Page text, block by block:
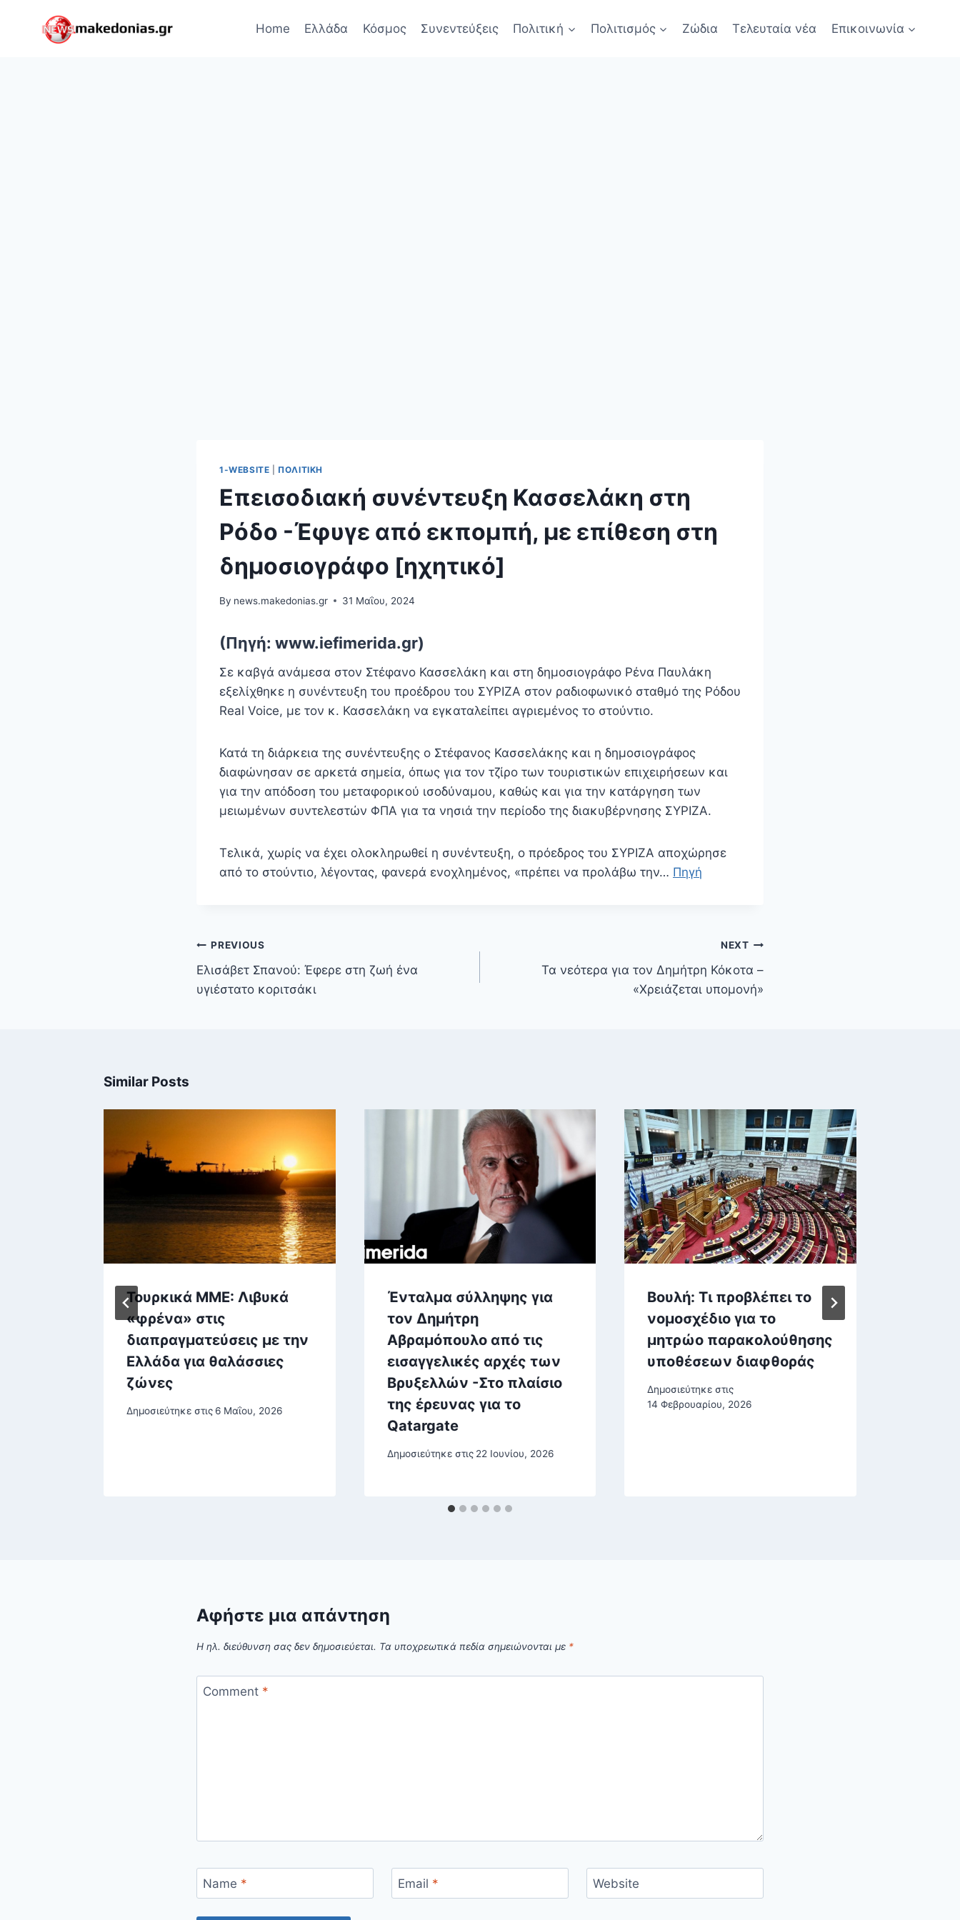
Home Ελλάδα Κόσμος Συνεντεύξεις Πολιτική Πολιτισμός Ζώδια Τελευταία νέα Επικοινωνία
1-WEBSITE ΠΟΛΙΤΙΚΉ
Επεισοδιακή συνέντευξη Κασσελάκη στη
Ρόδο -Έφυγε από εκπομπή, με επίθεση στη
δημοσιογράφο [ηχητικό]
By news.makedonias.gr 31 Μαΐου, 2024
(Πηγή: www.iefimerida.gr)
Σε καβγά ανάμεσα στον Στέφανο Κασσελάκη και στη δημοσιογράφο Ρένα Παυλάκη
εξελίχθηκε η συνέντευξη του προέδρου του ΣΥΡΙΖΑ στον ραδιοφωνικό σταθμό της Ρόδου
Real Voice, με τον κ. Κασσελάκη να εγκαταλείπει αγριεμένος το στούντιο.
Κατά τη διάρκεια της συνέντευξης ο Στέφανος Κασσελάκης και η δημοσιογράφος
διαφώνησαν σε αρκετά σημεία, όπως για τον τζίρο των τουριστικών επιχειρήσεων και
για την απόδοση του μεταφορικού ισοδύναμου, καθώς και για την κατάργηση των
μειωμένων συντελεστών ΦΠΑ για τα νησιά την περίοδο της διακυβέρνησης ΣΥΡΙΖΑ.
Τελικά, χωρίς να έχει ολοκληρωθεί η συνέντευξη, ο πρόεδρος του ΣΥΡΙΖΑ αποχώρησε
από το στούντιο, λέγοντας, φανερά ενοχλημένος, «πρέπει να προλάβω την… Πηγή
Πλοήγηση
άρθρων
PREVIOUS
Ελισάβετ Σπανού: Έφερε στη ζωή ένα
υγιέστατο κοριτσάκι
NEXT
Τα νεότερα για τον Δημήτρη Κόκοτα –
«Χρειάζεται υπομονή»
Similar Posts
Τουρκικά ΜΜΕ: Λιβυκά
«φρένα» στις
διαπραγματεύσεις με την
Ελλάδα για θαλάσσιες
ζώνες
Δημοσιεύτηκε στις 6 Μαΐου, 2026
Ένταλμα σύλληψης για
τον Δημήτρη
Αβραμόπουλο από τις
εισαγγελικές αρχές των
Βρυξελλών -Στο πλαίσιο
της έρευνας για το
Qatargate
Δημοσιεύτηκε στις 22 Ιουνίου, 2026
Βουλή: Τι προβλέπει το
νομοσχέδιο για το
μητρώο παρακολούθησης
υποθέσεων διαφθοράς
Δημοσιεύτηκε στις
14 Φεβρουαρίου, 2026
Αφήστε μια απάντηση
Η ηλ. διεύθυνση σας δεν δημοσιεύεται. Τα υποχρεωτικά πεδία σημειώνονται με *
Comment *
Name * Email * Website